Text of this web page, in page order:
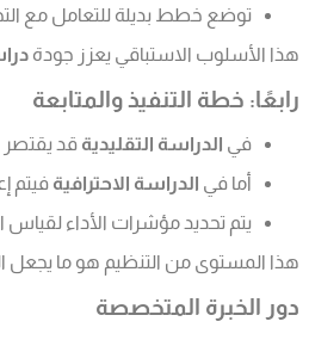
توضع خطط بديلة للتعامل مع
هذا الأسلوب الاستباقي يعزز جودة
رابعًا: خطة التنفيذ والمتابعة
في الدراسة التقليدية قد يقتصر
أما في الدراسة الاحترافية فيتم
يتم تحديد مؤشرات الأداء لقياس
هذا المستوى من التنظيم هو ما يجعل
دور الخبرة المتخصصة